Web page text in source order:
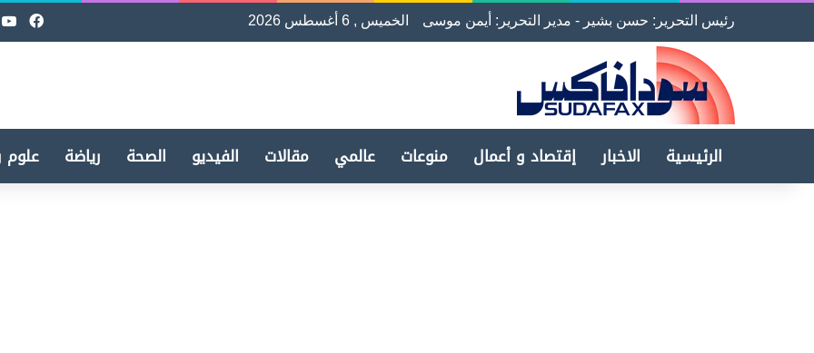
رئيس التحرير: حسن بشير - مدير التحرير: أيمن موسى الخميس , 6 أغسطس 2026
الرئيسية الاخبار إقتصاد و أعمال منوعات عالمي مقالات الفيديو الصحة رياضة علوم